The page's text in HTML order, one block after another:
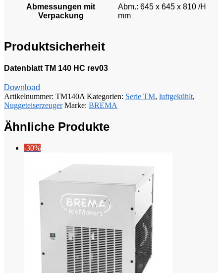
Abmessungen mit
Verpackung
Abm.: 645 x 645 x 810 /H
mm
Produktsicherheit
Datenblatt TM 140 HC rev03
Download
Artikelnummer: TM140A Kategorien: Serie TM, luftgekühlt,
Nuggeteiserzeuger Marke: BREMA
Ähnliche Produkte
-30%